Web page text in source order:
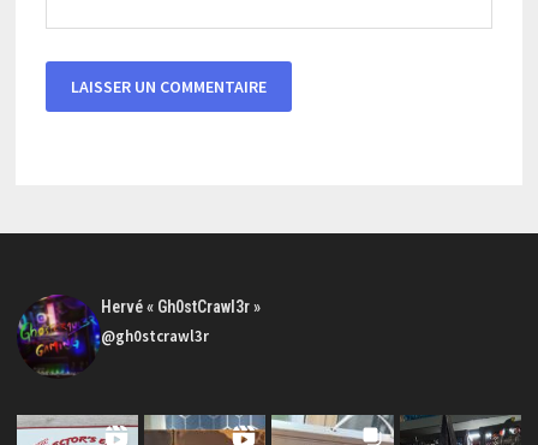
Hervé « Gh0stCrawl3r »
@gh0stcrawl3r